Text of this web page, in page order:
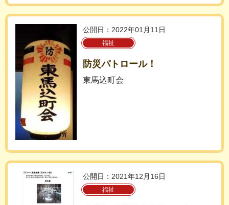
公開日：2022年01月11日
福祉
防災パトロール！
東馬込町会
公開日：2021年12月16日
福祉